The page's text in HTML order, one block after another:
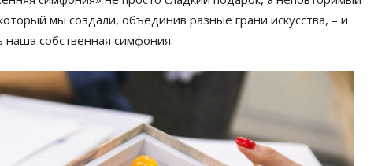
мы создали, объединив разные грани искусства, – и
наша собственная симфония.